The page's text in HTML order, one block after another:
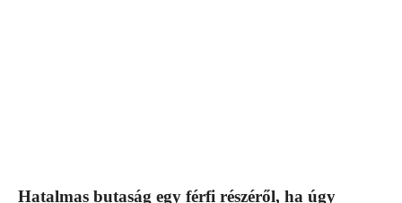
Hatalmas butaság egy férfi részéről, ha úgy